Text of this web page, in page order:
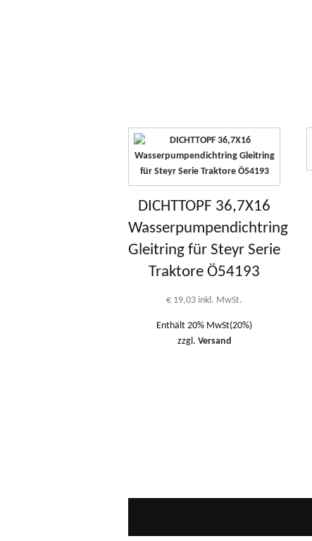
DICHTTOPF 36,7X16
Wasserpumpendichtring
Gleitring für Steyr Serie
Traktore Ö54193
€ 19,03 inkl. MwSt.
Enthält 20% MwSt(20%)
zzgl. Versand